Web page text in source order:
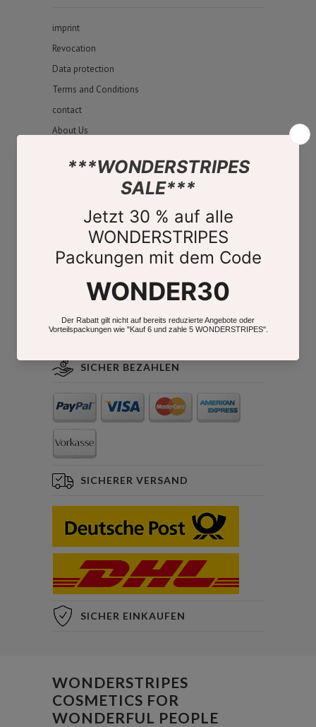
imprint
Revocation
Data protection
Terms and Conditions
contact
About Us
SICHER BEZAHLEN
SICHERER VERSAND
SICHER EINKAUFEN
WONDERSTRIPES
COSMETICS FOR
WONDERFUL PEOPLE